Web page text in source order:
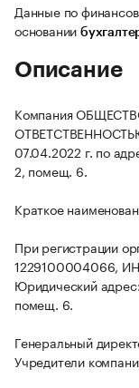
Данные по
основании
Описание
Компания
07.04.2022 г. по
2, помещ. 6.
Краткое
При регистрации
1229100004066,
Юридический
помещ. 6.
Генеральный
Учредители